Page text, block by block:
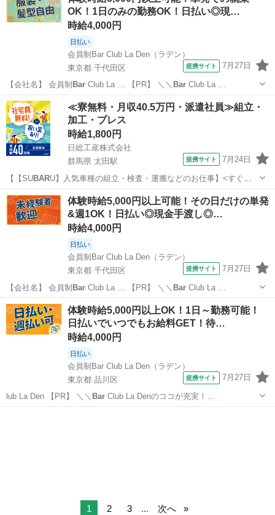
業5：立ち作業5の業務...OK！1日のみの勤務OK！日払い◎現…
時給4,000円
日払い
会員制Bar Club La Den（ラデン）
東京都 千代田区
提携サイト 7月27日
【会社名】 会員制 Bar Club La … 【PR】 ＼＼ BarClub La …
東京 千代田区 その他
≪寮無料・月収40.5万円・派遣社員≫組立・
加工・プレス
時給1,800円
日総工産株式会社
群馬県 太田駅
提携サイト 7月24日
【【SUBARU】人気車種の組立・検査・運搬などのお仕事】<すぐ赴
任！すぐ働きたい方！> お仕事内容 【SUBARU】人気車種の組立・検
査・運搬などのお仕事 ①ハンドルなどの部品をインパクトを使用して
クルマに取り付ける”組...
群馬 太田市 太田駅 その他
体験時給5,000円以上可能！その日だけの単発
&週1OK！日払い◎現金手渡し◎…
時給4,000円
日払い
会員制Bar Club La Den（ラデン）
東京都 千代田区
提携サイト 7月27日
【会社名】 会員制Bar Club La … 【PR】 ＼＼ BarClub La …
東京 千代田区 その他
体験時給5,000円以上OK！1日～勤務可能！
日払いでいつでもお給料GET！待…
時給4,000円
日払い
会員制Bar Club La Den（ラデン）
東京都 品川区
提携サイト 7月27日
lub La Den 【PR】 ＼＼ BarClub La Denのココが充実！…
1 2 3 ... 次へ